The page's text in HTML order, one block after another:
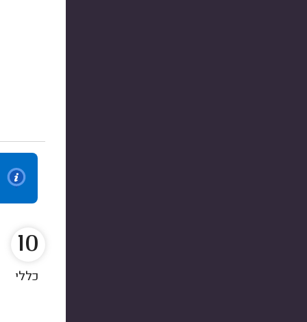
10
כללי